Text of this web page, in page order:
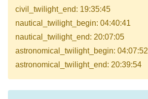
civil_twilight_end: 19:35:45
nautical_twilight_begin: 04:40:41
nautical_twilight_end: 20:07:05
astronomical_twilight_begin: 04:07:52
astronomical_twilight_end: 20:39:54